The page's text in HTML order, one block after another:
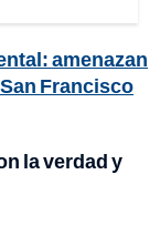
amenazan
Francisco
la verdad y